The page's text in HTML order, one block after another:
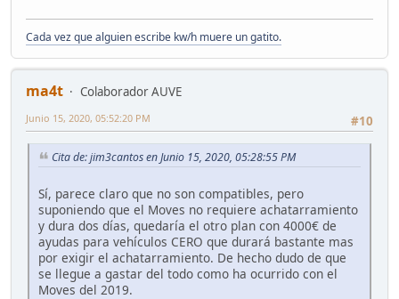
Cada vez que alguien escribe kw/h muere un gatito.
ma4t
Colaborador AUVE
#10
Junio 15, 2020, 05:52:20 PM
Cita de: jim3cantos en Junio 15, 2020, 05:28:55 PM
Sí, parece claro que no son compatibles, pero
suponiendo que el Moves no requiere achatarramiento
y dura dos días, quedaría el otro plan con 4000€ de
ayudas para vehículos CERO que durará bastante mas
por exigir el achatarramiento. De hecho dudo de que
se llegue a gastar del todo como ha ocurrido con el
Moves del 2019.